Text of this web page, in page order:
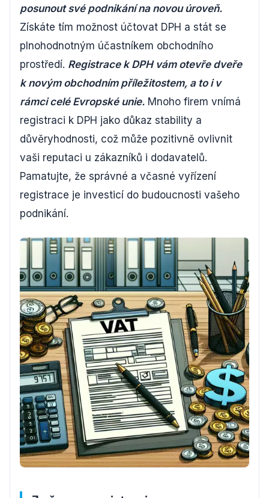
posunout své podnikání na novou úroveň.
Získáte tím možnost účtovat DPH a stát se
plnohodnotným účastníkem obchodního
prostředí. Registrace k DPH vám otevře dveře
k novým obchodním příležitostem, a to i v
rámci celé Evropské unie. Mnoho firem vnímá
registraci k DPH jako důkaz stability a
důvěryhodnosti, což může pozitivně ovlivnit
vaši reputaci u zákazníků i dodavatelů.
Pamatujte, že správné a včasné vyřízení
registrace je investicí do budoucnosti vašeho
podnikání.